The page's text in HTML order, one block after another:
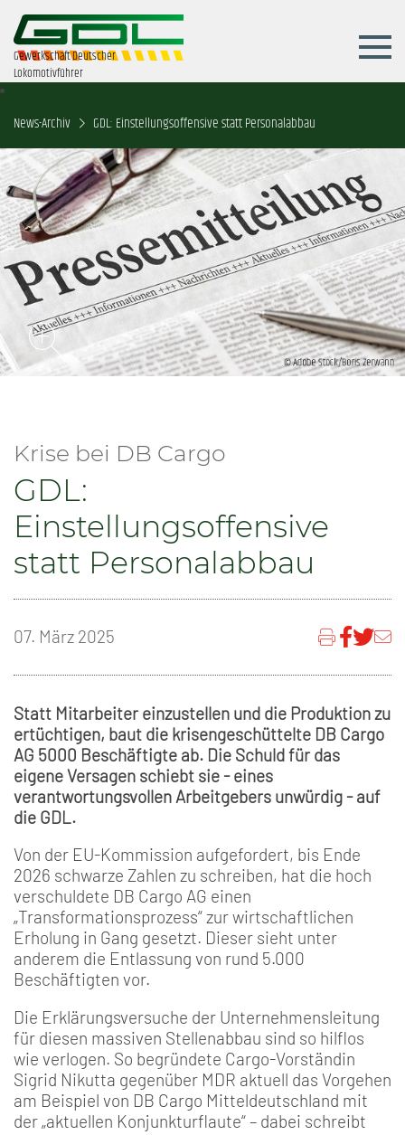
Gewerkschaft Deutscher
Lokomotivführer
News-Archiv GDL: Einstellungsoffensive statt Personalabbau
Krise bei DB Cargo
GDL:
Einstellungsoffensive
statt Personalabbau
07. März 2025
Statt Mitarbeiter einzustellen und die Produktion zu
ertüchtigen, baut die krisengeschüttelte DB Cargo
AG 5000 Beschäftigte ab. Die Schuld für das
eigene Versagen schiebt sie - eines
verantwortungsvollen Arbeitgebers unwürdig - auf
die GDL.
Von der EU-Kommission aufgefordert, bis Ende
2026 schwarze Zahlen zu schreiben, hat die hoch
verschuldete DB Cargo AG einen
„Transformationsprozess“ zur wirtschaftlichen
Erholung in Gang gesetzt. Dieser sieht unter
anderem die Entlassung von rund 5.000
Beschäftigten vor.
Die Erklärungsversuche der Unternehmensleitung
für diesen massiven Stellenabbau sind so hilflos
wie verlogen. So begründete Cargo-Vorständin
Sigrid Nikutta gegenüber MDR aktuell das Vorgehen
am Beispiel von DB Cargo Mitteldeutschland mit
der „aktuellen Konjunkturflaute“ – dabei schreibt